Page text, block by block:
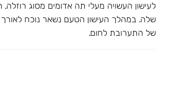
לעישון העשויה מעלי תה אדומים מסוג
שלה. במהלך העישון הטעם נשאר נוכח לאורך
של התערובת לחום.